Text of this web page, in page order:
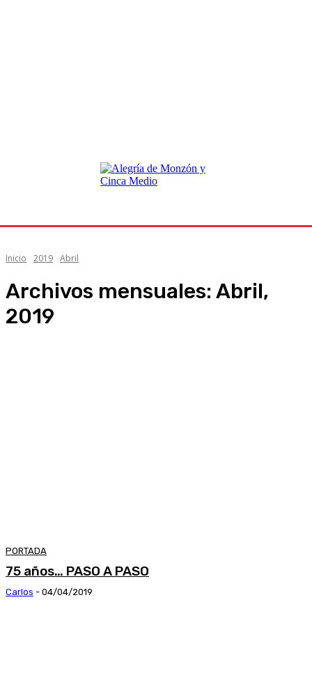
Inicio 2019 Abril
Archivos mensuales: Abril,
2019
PORTADA
75 años… PASO A PASO
Carlos - 04/04/2019